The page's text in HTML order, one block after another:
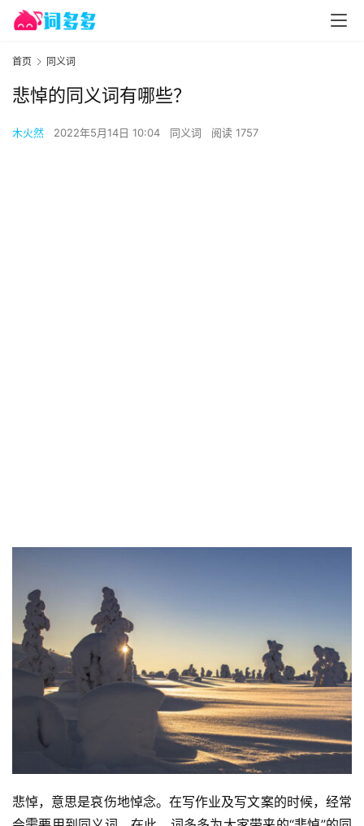
首页 同义词
悲悼的同义词有哪些？
木火然 2022年5月14日 10:04 同义词 阅读 1757
悲悼，意思是哀伤地悼念。在写作业及写文案的时候，经常